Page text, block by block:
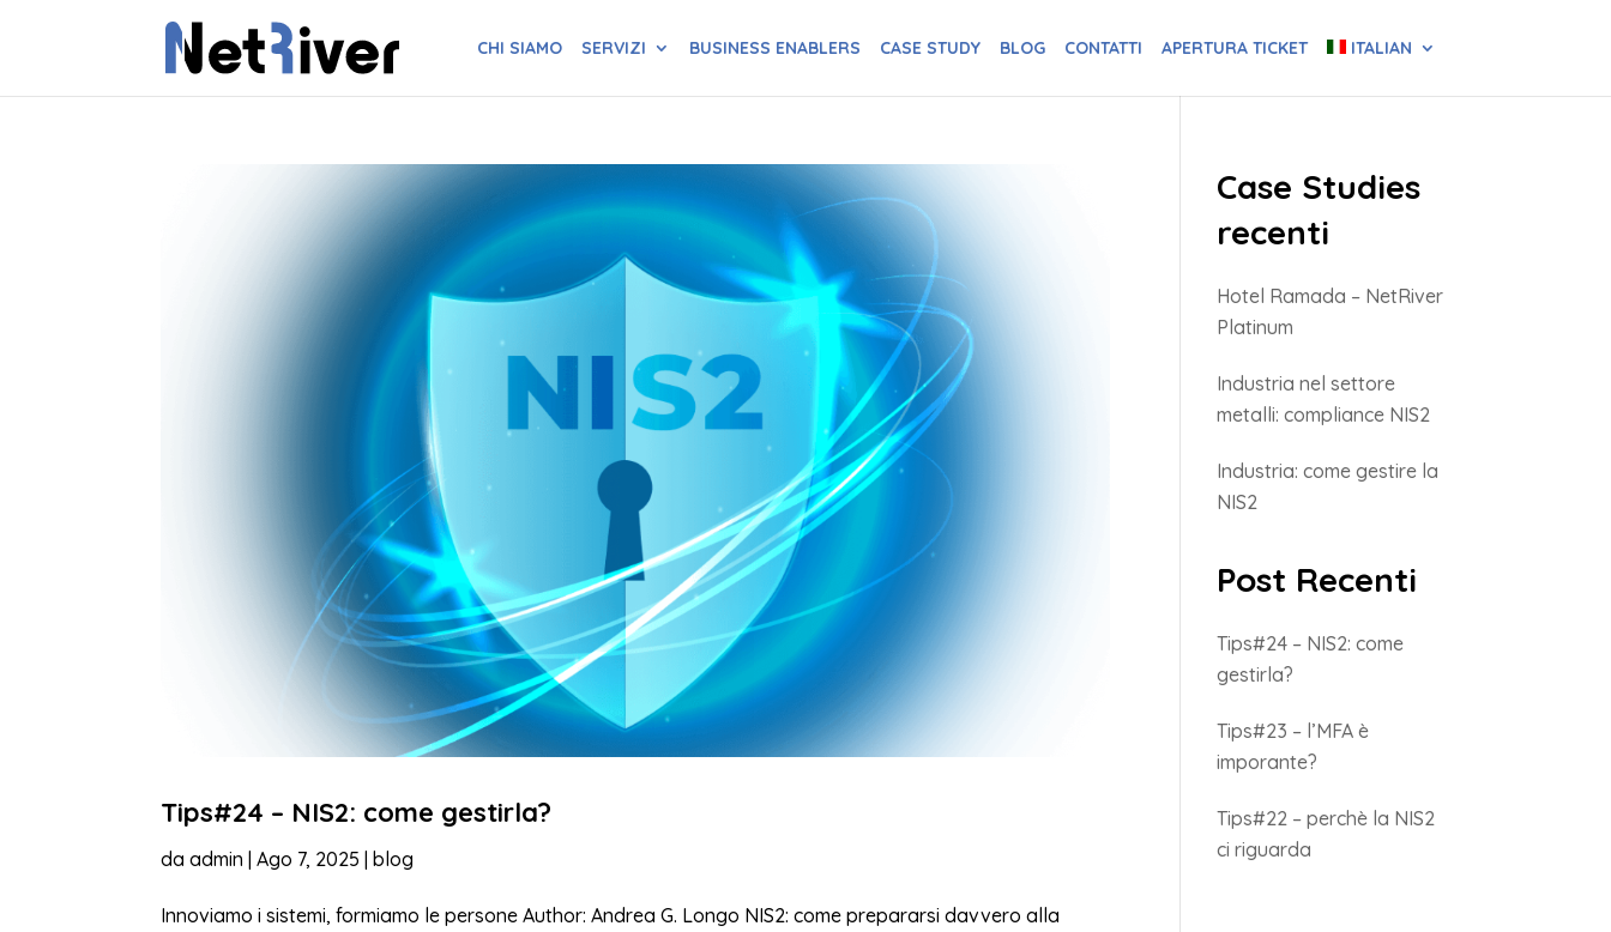
CHI SIAMO SERVIZI BUSINESS ENABLERS CASE STUDY BLOG CONTATTI APERTURA TICKET ITALIAN
Tips#24 – NIS2: come gestirla?
daadmin |Ago 7, 2025 |blog
Innoviamo i sistemi, formiamo le persone Author: Andrea G. Longo NIS2: come prepararsi davvero alla
Case Studies
recenti
Hotel Ramada – NetRiver
Platinum
Industria nel settore
metalli: compliance NIS2
Industria: come gestire la
NIS2
Post Recenti
Tips#24 – NIS2: come
gestirla?
Tips#23 – l’MFA è
imporante?
Tips#22 – perchè la NIS2
ci riguarda